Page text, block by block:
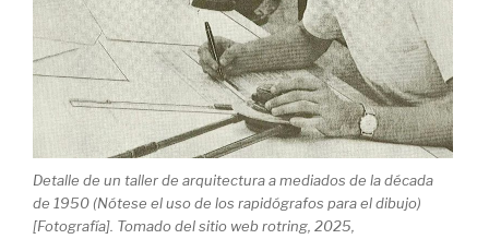
Detalle de un taller de arquitectura a mediados de la década
de 1950 (Nótese el uso de los rapidógrafos para el dibujo)
[Fotografía]. Tomado del sitio web rotring, 2025,